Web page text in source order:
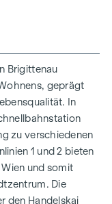
während die
sorgt.
und
selbst an
Brigittenau
geprägt
In
zu verschiedenen
1 und 2 bieten
und somit
Die
den Handelskai